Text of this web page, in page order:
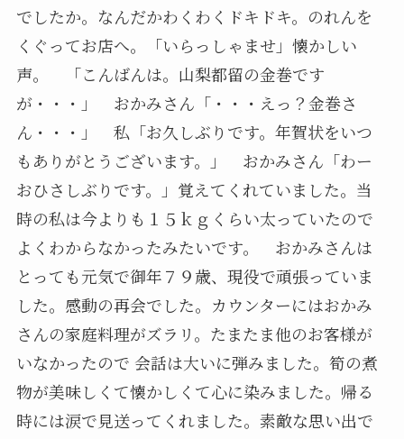
でしたか。なんだかわくわくドキドキ。のれんを
くぐってお店へ。「いらっしゃませ」懐かしい
声。 「こんばんは。山梨都留の金巻です
が・・・」 おかみさん「・・・えっ？金巻さ
ん・・・」 私「お久しぶりです。年賀状をいつ
もありがとうございます。」 おかみさん「わー
おひさしぶりです。」覚えてくれていました。当
時の私は今よりも１５ｋｇくらい太っていたので
よくわからなかったみたいです。 おかみさんは
とっても元気で御年７９歳、現役で頑張っていま
した。感動の再会でした。カウンターにはおかみ
さんの家庭料理がズラリ。たまたま他のお客様が
いなかったので 会話は大いに弾みました。筍の煮
物が美味しくて懐かしくて心に染みました。帰る
時には涙で見送ってくれました。素敵な思い出で